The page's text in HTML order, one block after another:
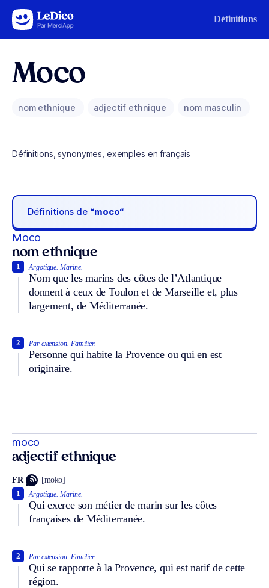
Aller au contenu Définitions
Moco
nom ethnique adjectif ethnique nom masculin
Définitions, synonymes, exemples en français
Définitions de “moco“
Moco
nom ethnique
Argotique. Marine.
Nom que les marins des côtes de l’Atlantique
donnent à ceux de Toulon et de Marseille et, plus
largement, de Méditerranée.
1
Par extension. Familier.
Personne qui habite la Provence ou qui en est
originaire.
2
moco
adjectif ethnique
FR [moko]
Argotique. Marine.
Qui exerce son métier de marin sur les côtes
françaises de Méditerranée.
1
Par extension. Familier.
Qui se rapporte à la Provence, qui est natif de cette
région.
2